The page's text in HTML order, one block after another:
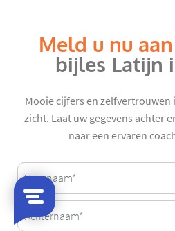
Meld u nu
bijles Latijn
Mooie cijfers en
zicht. Laat uw gegevens achter
naar een ervaren